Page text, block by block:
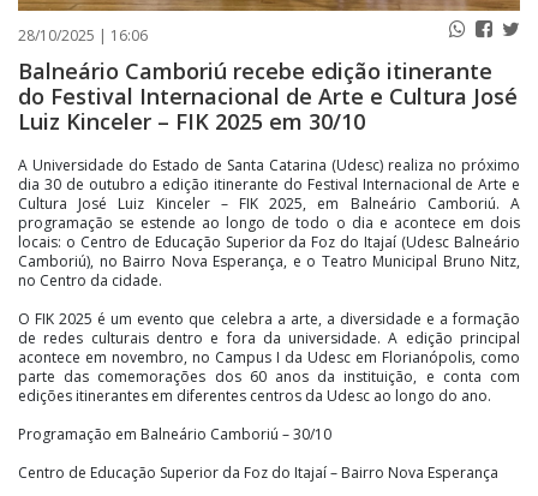
28/10/2025 | 16:06
Balneário Camboriú recebe edição itinerante
do Festival Internacional de Arte e Cultura José
Luiz Kinceler – FIK 2025 em 30/10
A Universidade do Estado de Santa Catarina (Udesc) realiza no próximo
dia 30 de outubro a edição itinerante do Festival Internacional de Arte e
Cultura José Luiz Kinceler – FIK 2025, em Balneário Camboriú. A
programação se estende ao longo de todo o dia e acontece em dois
locais: o Centro de Educação Superior da Foz do Itajaí (Udesc Balneário
Camboriú), no Bairro Nova Esperança, e o Teatro Municipal Bruno Nitz,
no Centro da cidade.
O FIK 2025 é um evento que celebra a arte, a diversidade e a formação
de redes culturais dentro e fora da universidade. A edição principal
acontece em novembro, no Campus I da Udesc em Florianópolis, como
parte das comemorações dos 60 anos da instituição, e conta com
edições itinerantes em diferentes centros da Udesc ao longo do ano.
Programação em Balneário Camboriú – 30/10
Centro de Educação Superior da Foz do Itajaí – Bairro Nova Esperança